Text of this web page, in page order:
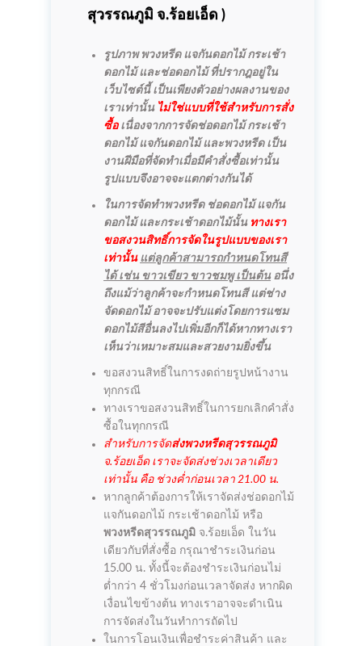
สุวรรณภูมิ จ.ร้อยเอ็ด )
รูปภาพ พวงหรีด แจกันดอกไม้ กระเช้า
ดอกไม้ และช่อดอกไม้ ที่ปรากฎอยู่ใน
เว็บไซต์นี้ เป็นเพียงตัวอย่างผลงานของ
เราเท่านั้น ไม่ใช่แบบที่ใช้สำหรับการสั่ง
ซื้อเนื่องจากการจัดช่อดอกไม้ กระเช้า
ดอกไม้ แจกันดอกไม้ และพวงหรีด เป็น
งานฝีมือที่จัดทำเมื่อมีคำสั่งซื้อเท่านั้น
รูปแบบจึงอาจจะแตกต่างกันได้
ในการจัดทำพวงหรีด ช่อดอกไม้ แจกัน
ดอกไม้ และกระเช้าดอกไม้นั้น ทางเรา
ขอสงวนสิทธิ์การจัดในรูปแบบของเรา
เท่านั้น แต่ลูกค้าสามารถกำหนดโทนสี
ได้ เช่น ขาวเขียว ขาวชมพู เป็นต้นอนึ่ง
ถึงแม้ว่าลูกค้าจะกำหนดโทนสี แต่ช่าง
จัดดอกไม้ อาจจะปรับแต่งโดยการแซม
ดอกไม้สีอื่นลงไปเพิ่มอีกก็ได้หากทางเรา
เห็นว่าเหมาะสมและสวยงามยิ่งขึ้น
ขอสงวนสิทธิ์ในการงดถ่ายรูปหน้างาน
ทุกกรณี
ทางเราขอสงวนสิทธิ์ในการยกเลิกคำสั่ง
ซื้อในทุกกรณี
สำหรับการจัดส่งพวงหรีดสุวรรณภูมิ
จ.ร้อยเอ็ด เราจะจัดส่งช่วงเวลาเดียว
เท่านั้น คือ ช่วงค่ำก่อนเวลา 21.00 น.
หากลูกค้าต้องการให้เราจัดส่งช่อดอกไม้
แจกันดอกไม้ กระเช้าดอกไม้ หรือ
พวงหรีดสุวรรณภูมิ จ.ร้อยเอ็ด ในวัน
เดียวกับที่สั่งซื้อ กรุณาชำระเงินก่อน
15.00 น. ทั้งนี้จะต้องชำระเงินก่อนไม่
ต่ำกว่า 4 ชั่วโมงก่อนเวลาจัดส่ง หากผิด
เงื่อนไขข้างต้น ทางเราอาจจะดำเนิน
การจัดส่งในวันทำการถัดไป
ในการโอนเงินเพื่อชำระค่าสินค้า และ